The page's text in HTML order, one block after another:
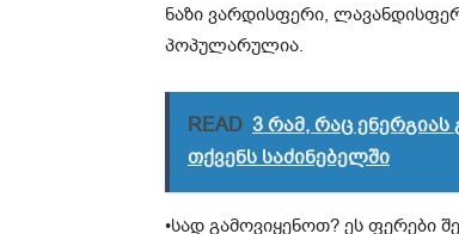
ნაზი ვარდისფერი,
პოპულარულია.
READ 3 რამ, რაც
თქვენს საძინებელში
•სად გამოვიყენოთ? ეს ფერები